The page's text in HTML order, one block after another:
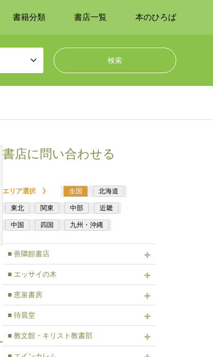
書籍分類 書店一覧 本のひろば
書店に問い合わせる
エリア選択 》 全国 北海道
東北 関東 中部 近畿
中国 四国 九州・沖縄
■ 善隣館書店
■ エッサイの木
■ 恵泉書房
■ 待晨堂
■ 教文館・キリスト教書部